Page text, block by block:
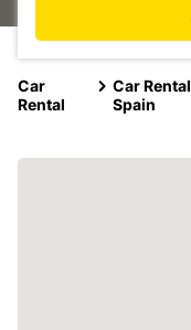
Car
Rental
Car Rental
Spain